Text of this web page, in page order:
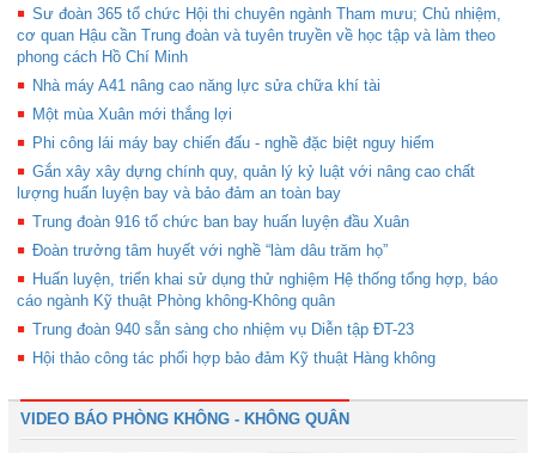
Sư đoàn 365 tổ chức Hội thi chuyên ngành Tham mưu; Chủ nhiệm,
cơ quan Hậu cần Trung đoàn và tuyên truyền về học tập và làm theo
phong cách Hồ Chí Minh
Nhà máy A41 nâng cao năng lực sửa chữa khí tài
Một mùa Xuân mới thắng lợi
Phi công lái máy bay chiến đấu - nghề đặc biệt nguy hiểm
Gắn xây xây dựng chính quy, quản lý kỷ luật với nâng cao chất
lượng huấn luyện bay và bảo đảm an toàn bay
Trung đoàn 916 tổ chức ban bay huấn luyện đầu Xuân
Đoàn trưởng tâm huyết với nghề “làm dâu trăm họ”
Huấn luyện, triển khai sử dụng thử nghiệm Hệ thống tổng hợp, báo
cáo ngành Kỹ thuật Phòng không-Không quân
Trung đoàn 940 sẵn sàng cho nhiệm vụ Diễn tập ĐT-23
Hội thảo công tác phối hợp bảo đảm Kỹ thuật Hàng không
VIDEO BÁO PHÒNG KHÔNG - KHÔNG QUÂN